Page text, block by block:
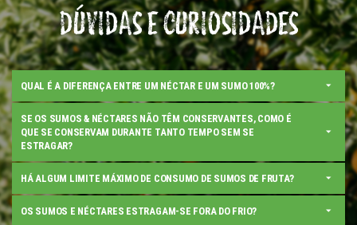
DÚVIDAS E CURIOSIDADES
QUAL É A DIFERENÇA ENTRE UM NÉCTAR E UM SUMO 100%?
SE OS SUMOS & NÉCTARES NÃO TÊM CONSERVANTES, COMO É
QUE SE CONSERVAM DURANTE TANTO TEMPO SEM SE
ESTRAGAR?
HÁ ALGUM LIMITE MÁXIMO DE CONSUMO DE SUMOS DE FRUTA?
OS SUMOS E NÉCTARES ESTRAGAM-SE FORA DO FRIO?